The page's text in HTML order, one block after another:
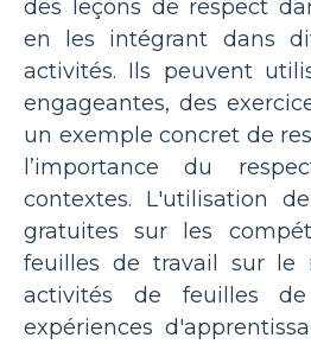
des leçons de respect
en les intégrant dans
activités. Ils peuvent
engageantes, des
un exemple concret de
l’importance du
contextes. L'utilisation
gratuites sur les
feuilles de travail sur le
activités de feuilles
expériences